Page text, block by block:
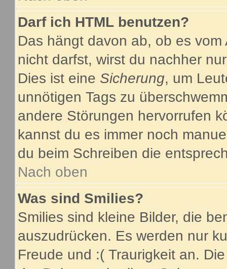
Darf ich HTML benutzen?
Das hängt davon ab, ob es
nicht darfst, wirst du nachher
Dies ist eine Sicherung, um
unnötigen Tags zu
andere Störungen hervorrufen
kannst du es immer noch
du beim Schreiben die
Nach oben
Was sind Smilies?
Smilies sind kleine Bilder, die
auszudrücken. Es werden nur
Freude und :( Traurigkeit an.